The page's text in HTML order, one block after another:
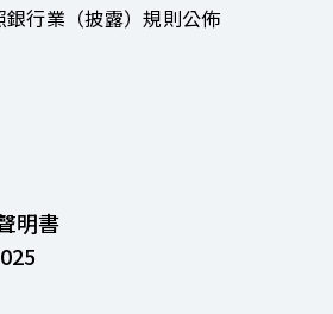
行業（披露）規則公佈
明書